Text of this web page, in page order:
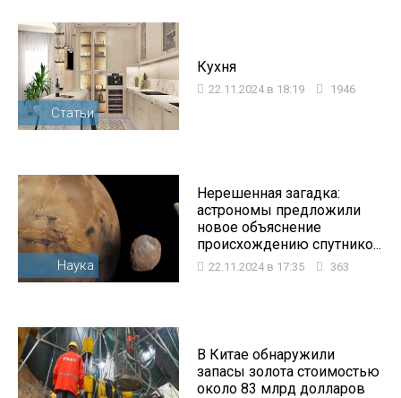
Статьи
Кухня
22.11.2024 в 18:19 1946
Наука
Нерешенная загадка:
астрономы предложили
новое объяснение
происхождению спутнико...
22.11.2024 в 17:35 363
В Китае обнаружили
запасы золота стоимостью
около 83 млрд долларов